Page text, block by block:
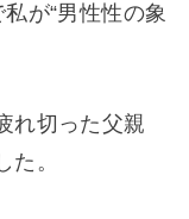
が“男性性の象
れ切った父親
。